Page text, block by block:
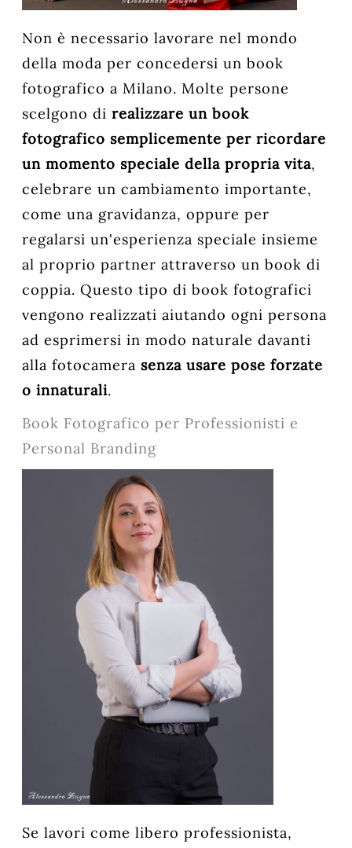
Non è necessario lavorare nel mondo
della moda per concedersi un book
fotografico a Milano. Molte persone
scelgono direalizzare un book
fotografico semplicemente per ricordare
un momento speciale della propria vita,
celebrare un cambiamento importante,
come una gravidanza, oppure per
regalarsi un'esperienza speciale insieme
al proprio partner attraverso un book di
coppia. Questo tipo di book fotografici
vengono realizzati aiutando ogni persona
ad esprimersi in modo naturale davanti
alla fotocamera senza usare pose forzate
o innaturali.
Book Fotografico per Professionisti e
Personal Branding
Se lavori come libero professionista,